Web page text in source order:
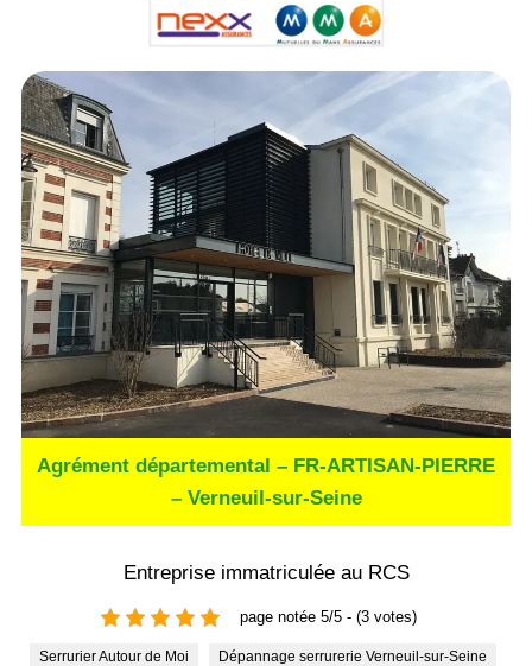
Agrément départemental – FR-ARTISAN-PIERRE
– Verneuil-sur-Seine
Entreprise immatriculée au RCS
page notée 5/5 - (3 votes)
Serrurier Autour de Moi Dépannage serrurerie Verneuil-sur-Seine